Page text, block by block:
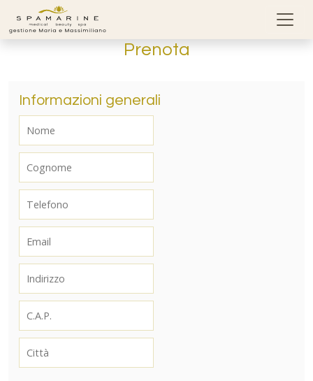
Skip to content
Prenota
Informazioni generali